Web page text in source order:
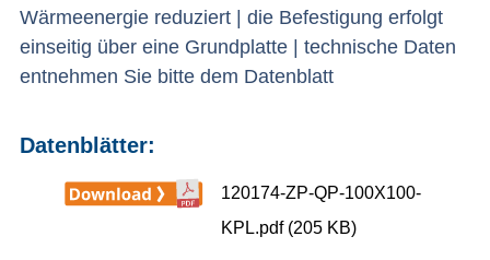
Wärmeenergie reduziert | die Befestigung erfolgt
einseitig über eine Grundplatte | technische Daten
entnehmen Sie bitte dem Datenblatt
Datenblätter:
120174-ZP-QP-100X100-
KPL.pdf (205 KB)